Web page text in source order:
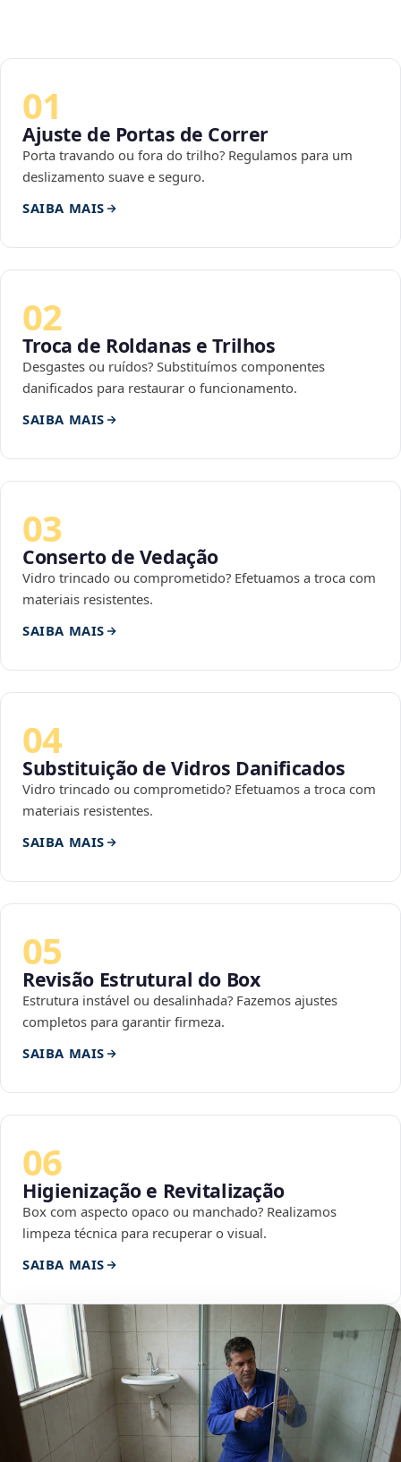
01
Ajuste de Portas de Correr
Porta travando ou fora do trilho? Regulamos para um
deslizamento suave e seguro.
SAIBA MAIS
02
Troca de Roldanas e Trilhos
Desgastes ou ruídos? Substituímos componentes
danificados para restaurar o funcionamento.
SAIBA MAIS
03
Conserto de Vedação
Vidro trincado ou comprometido? Efetuamos a troca com
materiais resistentes.
SAIBA MAIS
04
Substituição de Vidros Danificados
Vidro trincado ou comprometido? Efetuamos a troca com
materiais resistentes.
SAIBA MAIS
05
Revisão Estrutural do Box
Estrutura instável ou desalinhada? Fazemos ajustes
completos para garantir firmeza.
SAIBA MAIS
06
Higienização e Revitalização
Box com aspecto opaco ou manchado? Realizamos
limpeza técnica para recuperar o visual.
SAIBA MAIS